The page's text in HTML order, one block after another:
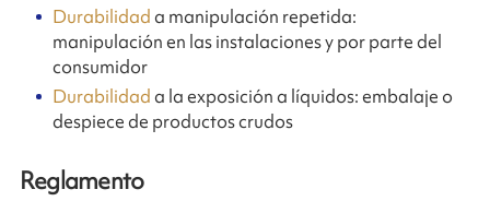
Durabilidada manipulación repetida:
manipulación en las instalaciones y por parte del
consumidor
Durabilidada la exposición a líquidos: embalaje o
despiece de productos crudos
Reglamento